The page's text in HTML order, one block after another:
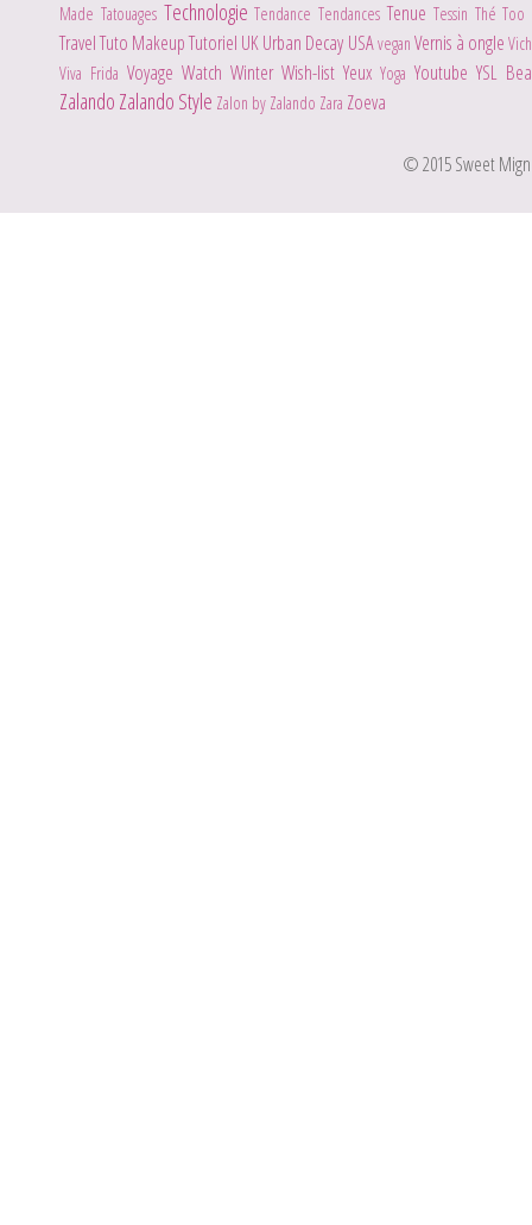
Made Tatouages TechnologieTendanceTendancesTenue Tessin Thé
TravelTuto MakeupTutoriel UKUrban Decay USAvegan Vernis à ongle
Viva Frida Voyage Watch Winter Wish-list Yeux Yoga Youtube YSL
Zalando Zalando Style Zalon by Zalando Zara Zoeva
© 2015 Sweet